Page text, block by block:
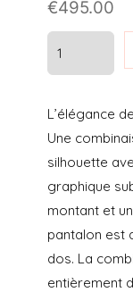
€495.00
L'AMOUR
-
LAURA
LAVAL
L’élégance
Une
silhouette
graphique
montant et
pantalon est
dos. La
entièrement